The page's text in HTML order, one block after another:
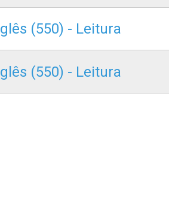
(550) - Leitura
(550) - Leitura